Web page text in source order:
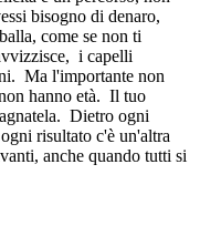
bisogno di denaro,
come se non ti
i capelli
Ma l'importante non
hanno età. Il tuo
Dietro ogni
risultato c'è un'altra
anche quando tutti si